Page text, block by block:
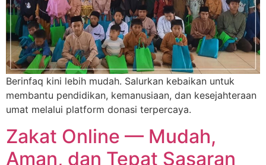
Berinfaq kini lebih mudah. Salurkan kebaikan untuk
membantu pendidikan, kemanusiaan, dan kesejahteraan
umat melalui platform donasi terpercaya.
Zakat Online — Mudah,
Aman, dan Tepat Sasaran